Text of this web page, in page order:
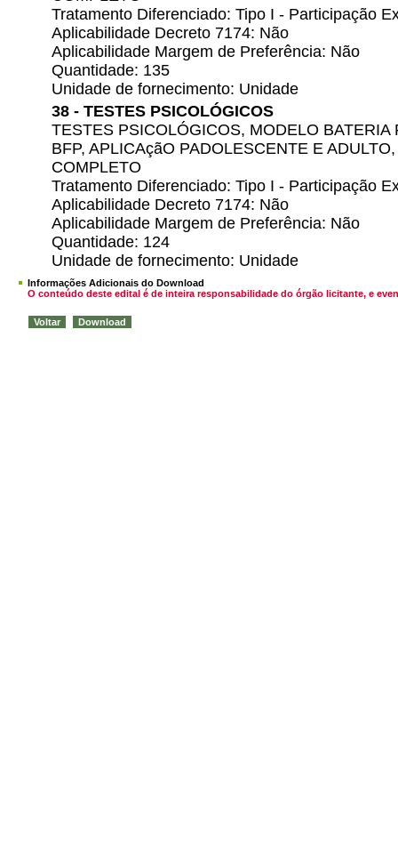
Tratamento Diferenciado: Tipo I - Participação
Aplicabilidade Decreto 7174: Não
Aplicabilidade Margem de Preferência: Não
Quantidade: 135
Unidade de fornecimento: Unidade
38 - TESTES PSICOLÓGICOS
TESTES PSICOLÓGICOS, MODELO
BFP, APLICAçãO PADOLESCENTE E
COMPLETO
Tratamento Diferenciado: Tipo I - Participação
Aplicabilidade Decreto 7174: Não
Aplicabilidade Margem de Preferência: Não
Quantidade: 124
Unidade de fornecimento: Unidade
Informações Adicionais do Download
O conteúdo deste edital é de inteira responsabilidade do órgão licitante, e